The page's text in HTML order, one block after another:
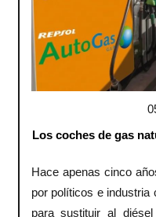
Los coches de gas
Hace apenas cinco
por políticos e industria
para sustituir al